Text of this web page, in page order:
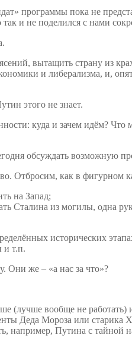
программы пока не
и не поделился с нами
вытащить страну из
и либерализма, и,
этого не знает.
куда и зачем идём?
обсуждать возможную
Отбросим, как в фигурном
на Запад;
Сталина из могилы, одна
исторических
и т.п.
Они же – «а нас за что»?
(лучше вообще не
Деда Мороза или старика
например, Путина с тайной